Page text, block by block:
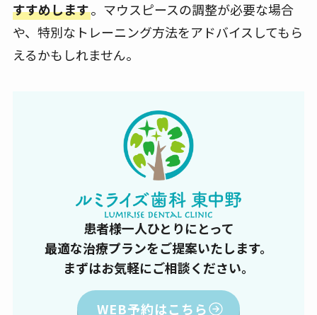
すすめします。マウスピースの調整が必要な場合
や、特別なトレーニング方法をアドバイスしてもら
えるかもしれません。
患者様一人ひとりにとって
最適な治療プランをご提案いたします。
まずはお気軽にご相談ください。
WEB予約はこちら